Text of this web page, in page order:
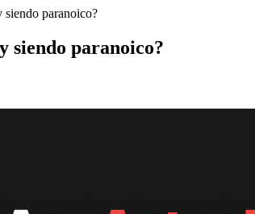
siendo paranoico?
siendo paranoico?